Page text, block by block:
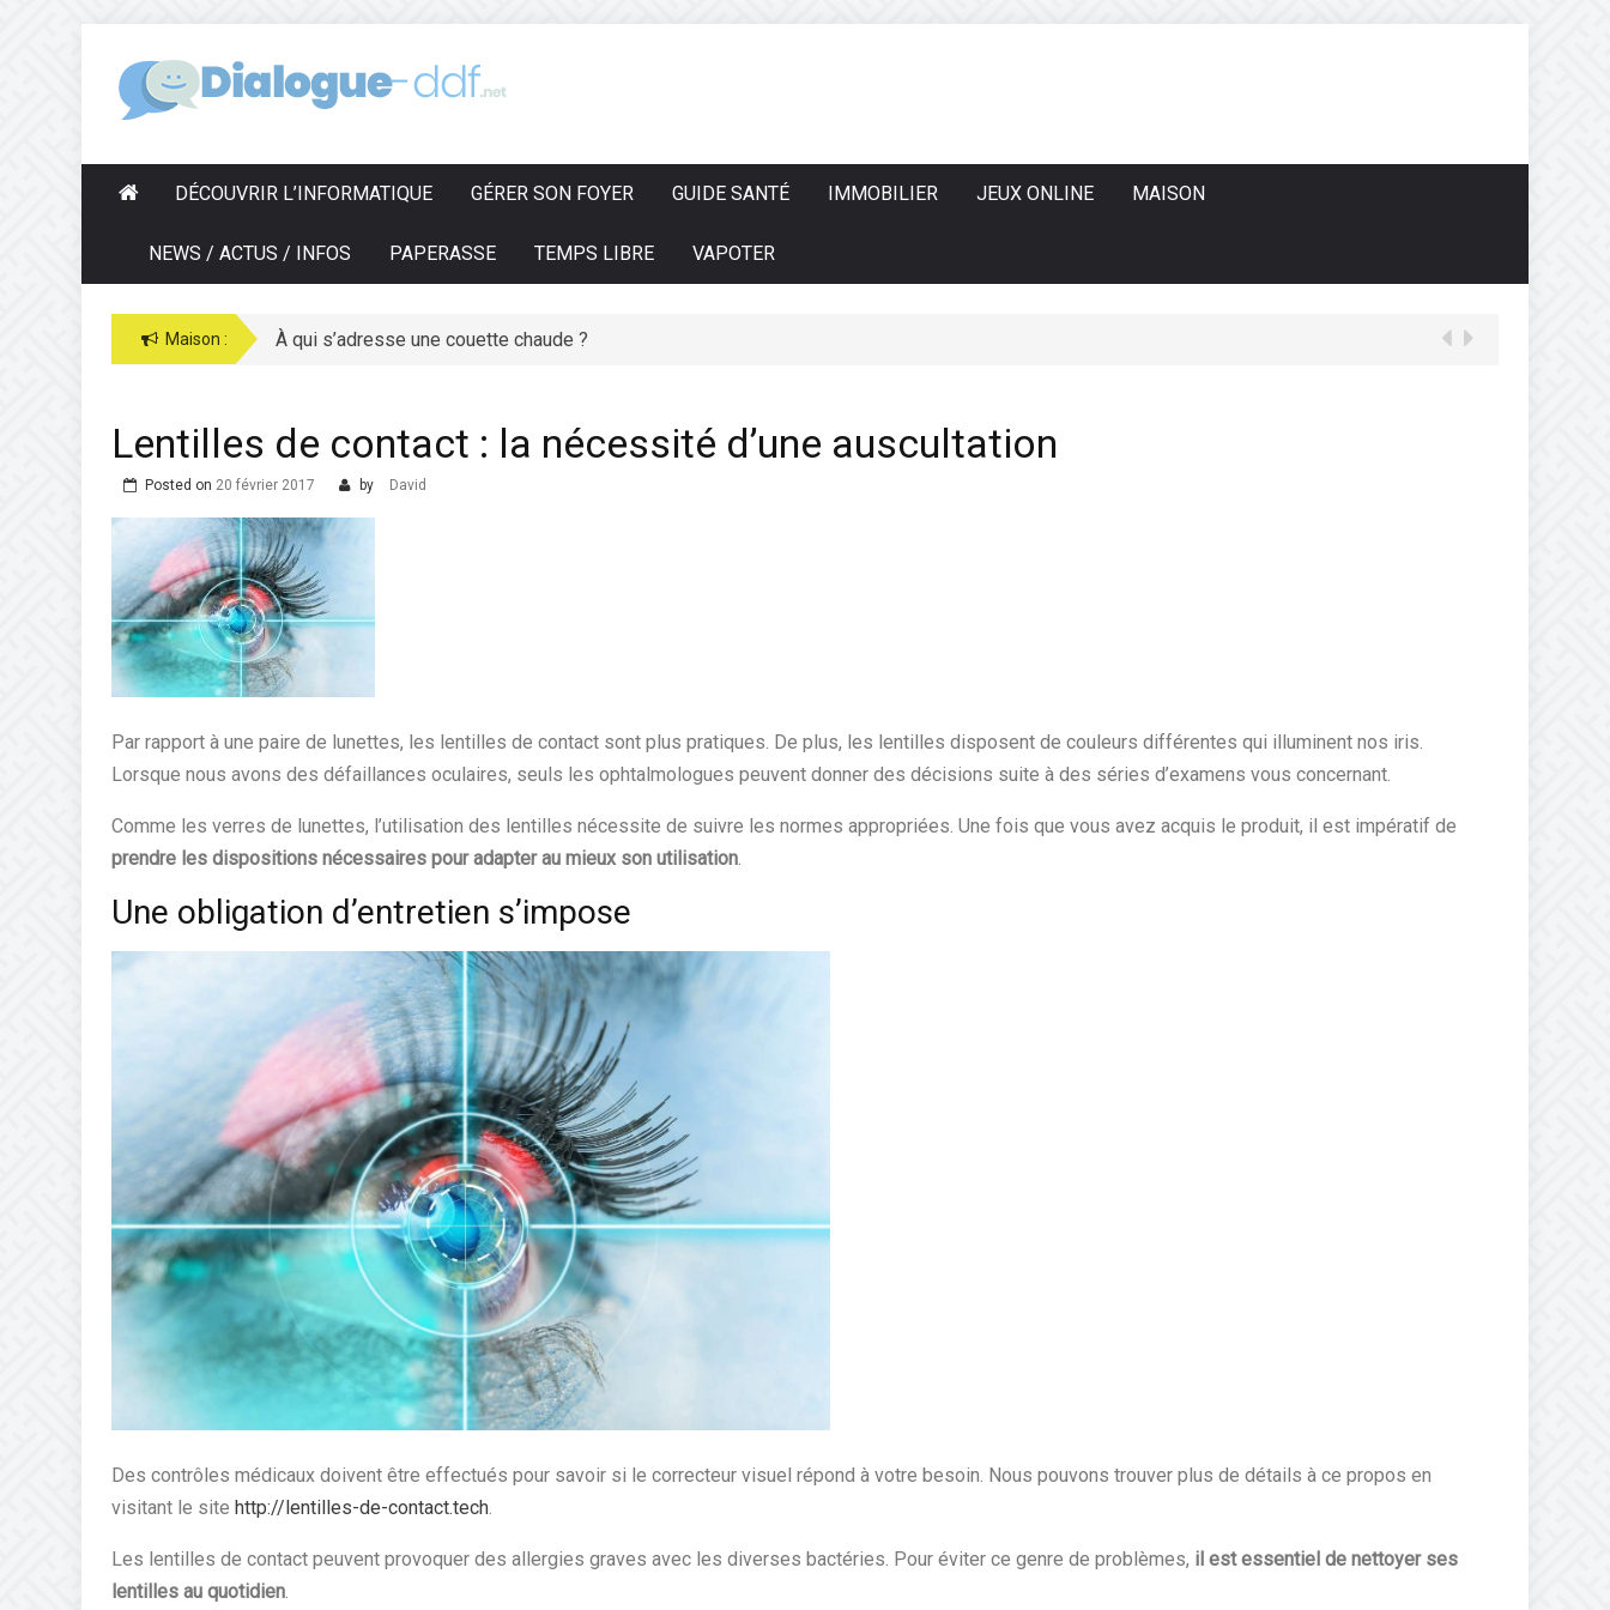
content
DIALOGUE-DDF.NET
DÉCOUVRIR L’INFORMATIQUE GÉRER SON FOYER GUIDE SANTÉ IMMOBILIER JEUX ONLINE MAISON
NEWS / ACTUS / INFOS PAPERASSE TEMPS LIBRE VAPOTER
Maison : À qui s’adresse une couette chaude ?
Lentilles de contact : la nécessité d’une auscultation
Posted on 20 février 2017 by David
Par rapport à une paire de lunettes, les lentilles de contact sont plus pratiques. De plus, les lentilles disposent de couleurs différentes qui illuminent nos iris.
Lorsque nous avons des défaillances oculaires, seuls les ophtalmologues peuvent donner des décisions suite à des séries d’examens vous concernant.
Comme les verres de lunettes, l’utilisation des lentilles nécessite de suivre les normes appropriées. Une fois que vous avez acquis le produit, il est impératif de
prendre les dispositions nécessaires pour adapter au mieux son utilisation.
Une obligation d’entretien s’impose
Des contrôles médicaux doivent être effectués pour savoir si le correcteur visuel répond à votre besoin. Nous pouvons trouver plus de détails à ce propos en
visitant le site http://lentilles-de-contact.tech.
Les lentilles de contact peuvent provoquer des allergies graves avec les diverses bactéries. Pour éviter ce genre de problèmes, il est essentiel de nettoyer ses
lentilles au quotidien.